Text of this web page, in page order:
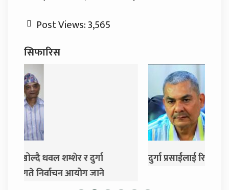
Post Views:3,565
सिफारिस
दुर्गा प्रसाईंलाई रिहा गर्न अदालतको आदेश